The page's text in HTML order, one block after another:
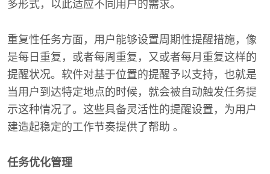
多形式，以此适应不同用户的需求。
重复性任务方面，用户能够设置周期性提醒措施，像
是每日重复，或者每周重复，又或者每月重复这样的
提醒状况。软件对基于位置的提醒予以支持，也就是
当用户到达特定地点的时候，就会被自动触发任务提
示这种情况了。这些具备灵活性的提醒设置，为用户
建造起稳定的工作节奏提供了帮助 。
任务优化管理